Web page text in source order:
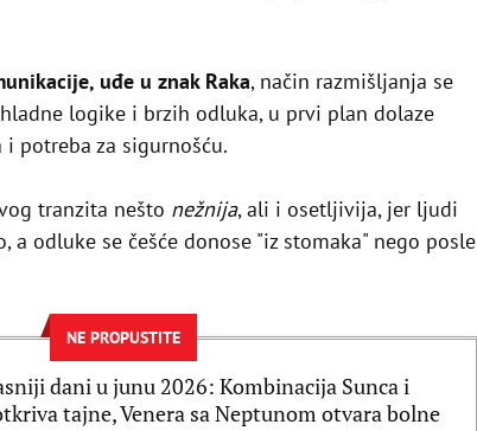
uđe u znak Raka, način razmišljanja se
logike i brzih odluka, u prvi plan dolaze
potreba za sigurnošću.
tranzita nešto nežnija, ali i osetljivija, jer ljudi
a odluke se češće donose "iz stomaka" nego posle
NE PROPUSTITE
dani u junu 2026: Kombinacija Sunca i
tajne, Venera sa Neptunom otvara bolne